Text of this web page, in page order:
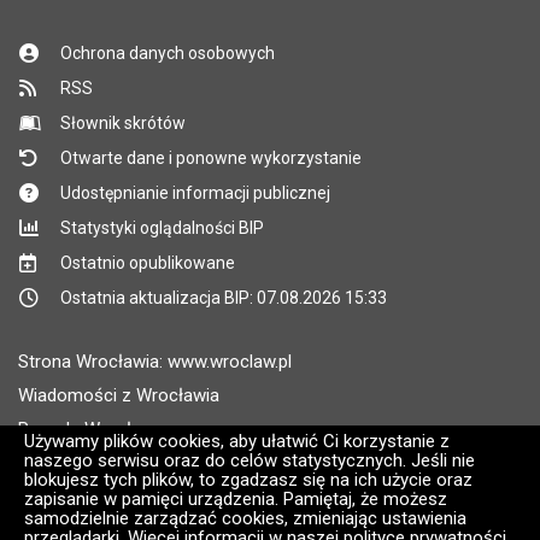
Używamy plików cookies, aby ułatwić Ci korzystanie z
naszego serwisu oraz do celów statystycznych. Jeśli nie
blokujesz tych plików, to zgadzasz się na ich użycie oraz
zapisanie w pamięci urządzenia. Pamiętaj, że możesz
samodzielnie zarządzać cookies, zmieniając ustawienia
Ochrona danych osobowych
RSS
Słownik skrótów
Otwarte dane i ponowne wykorzystanie
Udostępnianie informacji publicznej
Statystyki oglądalności BIP
Ostatnio opublikowane
Ostatnia aktualizacja BIP: 07.08.2026 15:33
Strona Wrocławia: www.wroclaw.pl
Wiadomości z Wrocławia
Pogoda Wrocław
Rozkłady jazdy MPK Wrocław
Administratorem wroclaw.pl jest: ARAW